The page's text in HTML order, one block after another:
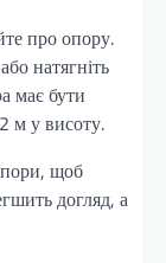
про опору.
натягніть
має бути
м у висоту.
щоб
догляд, а